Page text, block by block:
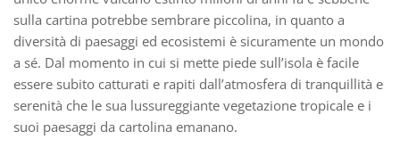
sulla cartina potrebbe sembrare piccolina, in quanto a
diversità di paesaggi ed ecosistemi è sicuramente un mondo
a sé. Dal momento in cui si mette piede sull’isola è facile
essere subito catturati e rapiti dall’atmosfera di tranquillità e
serenità che le sua lussureggiante vegetazione tropicale e i
suoi paesaggi da cartolina emanano.